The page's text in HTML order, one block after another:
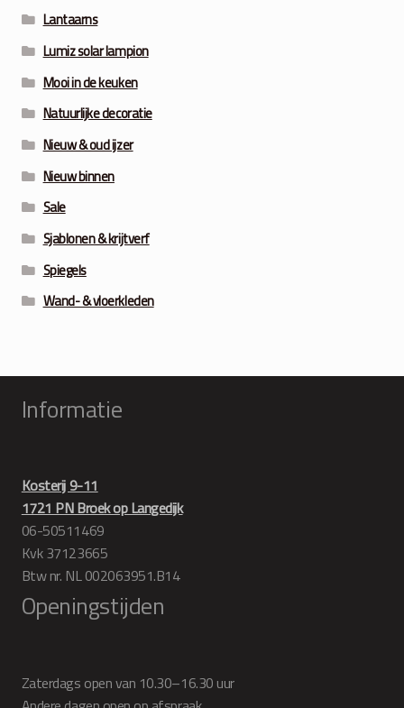
Lantaarns
Lumiz solar lampion
Mooi in de keuken
Natuurlijke decoratie
Nieuw & oud ijzer
Nieuw binnen
Sale
Sjablonen & krijtverf
Spiegels
Wand- & vloerkleden
Informatie
Kosterij 9-11
1721 PN Broek op Langedijk
06-50511469
Kvk 37123665
Btw nr. NL 002063951.B14
Openingstijden
Zaterdags open van 10.30–16.30 uur